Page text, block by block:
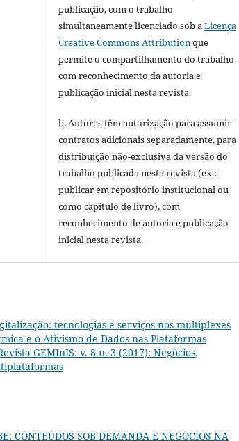
publicação, com o trabalho
simultaneamente licenciado sob aLicença
Creative Commons Attributionque
permite o compartilhamento do trabalho
com reconhecimento da autoria e
publicação inicial nesta revista.
b. Autores têm autorização para assumir
contratos adicionais separadamente, para
distribuição não-exclusiva da versão do
trabalho publicada nesta revista (ex.:
publicar em repositório institucional ou
como capítulo de livro), com
reconhecimento de autoria e publicação
inicial nesta revista.
tecnologias e serviços nos multiplexes
e o Ativismo de Dados nas Plataformas
GEMInIS: v. 8 n. 3 (2017): Negócios,
CONTEÚDOS SOB DEMANDA E NEGÓCIOS NA